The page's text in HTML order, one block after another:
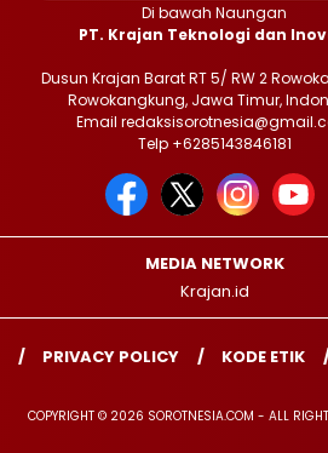
Di bawah Naungan
PT. Krajan Teknologi dan
Dusun Krajan Barat RT 5/ RW 2
Rowokangkung, Jawa Timur,
Email
Telp +6285143846181
MEDIA NETWORK
Krajan.id
PRIVACY POLICY KODE ETIK
COPYRIGHT © 2026 SOROTNESIA.COM - ALL